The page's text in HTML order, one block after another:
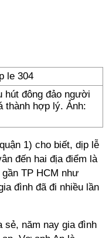
hút đông đảo người
thành hợp lý. Ảnh:
1) cho biết, dịp lễ
đến hai địa điểm là
TP HCM như
đình đã đi nhiều lần
sẻ, năm nay gia đình